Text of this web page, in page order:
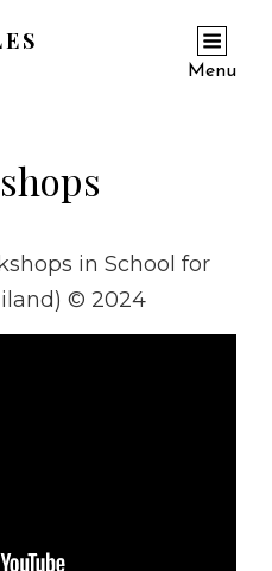
Menu
in School for
© 2024